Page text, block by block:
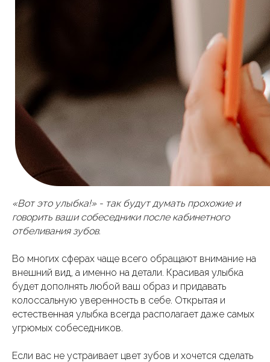
«Вот это улыбка!» - так будут думать прохожие и
говорить ваши собеседники после кабинетного
отбеливания зубов.
Во многих сферах чаще всего обращают внимание на
внешний вид, а именно на детали. Красивая улыбка
будет дополнять любой ваш образ и придавать
колоссальную уверенность в себе. Открытая и
естественная улыбка всегда располагает даже самых
угрюмых собеседников.
Если вас не устраивает цвет зубов и хочется сделать